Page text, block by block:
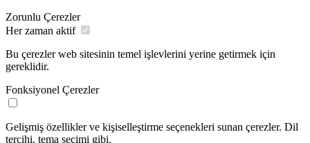
Zorunlu Çerezler
Her zaman aktif
Bu çerezler web sitesinin temel işlevlerini yerine getirmek için
gereklidir.
Fonksiyonel Çerezler
Gelişmiş özellikler ve kişiselleştirme seçenekleri sunan çerezler. Dil
tercihi, tema seçimi gibi.